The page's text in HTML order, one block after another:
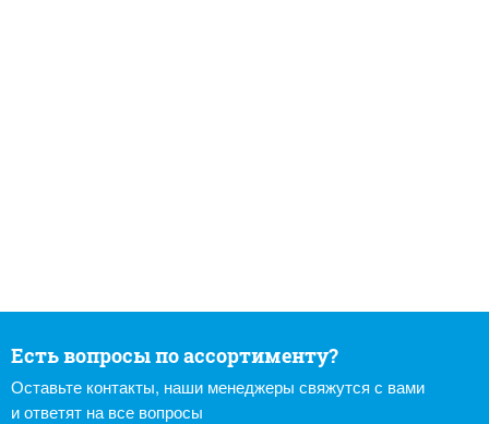
Есть вопросы по ассортименту?
Оставьте контакты, наши менеджеры свяжутся с вами
и ответят на все вопросы